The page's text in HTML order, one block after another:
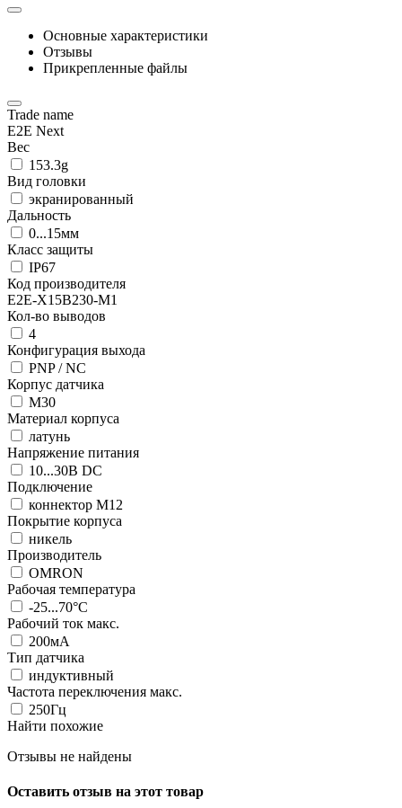
Основные характеристики
Отзывы
Прикрепленные файлы
Trade name
E2E Next
Вес
153.3g
Вид головки
экранированный
Дальность
0...15мм
Класс защиты
IP67
Код производителя
E2E-X15B230-M1
Кол-во выводов
4
Конфигурация выхода
PNP / NC
Корпус датчика
М30
Материал корпуса
латунь
Напряжение питания
10...30В DC
Подключение
коннектор M12
Покрытие корпуса
никель
Производитель
OMRON
Рабочая температура
-25...70°C
Рабочий ток макс.
200мА
Тип датчика
индуктивный
Частота переключения макс.
250Гц
Найти похожие
Отзывы не найдены
Оставить отзыв на этот товар